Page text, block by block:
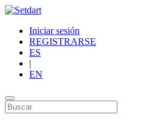
Iniciar sesión
REGISTRARSE
ES
|
EN